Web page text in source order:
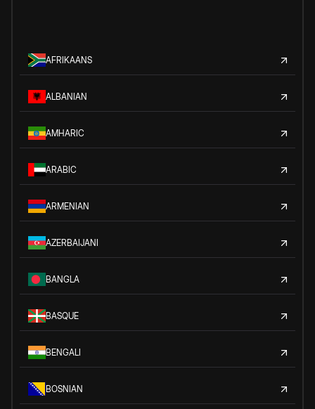
AFRIKAANS
ALBANIAN
AMHARIC
ARABIC
ARMENIAN
AZERBAIJANI
BANGLA
BASQUE
BENGALI
BOSNIAN